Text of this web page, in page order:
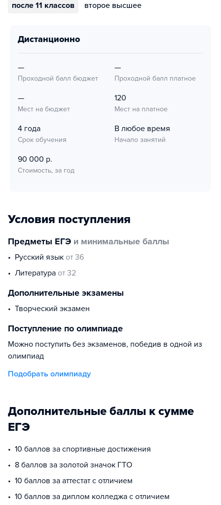
после 11 классов второе высшее
дистанционно
—
Проходной балл бюджет
—
Проходной балл платное
—
Мест на бюджет
120
Мест на платное
4 года
Срок обучения
В любое время
Начало занятий
90 000 р.
Стоимость, за год
Условия поступления
Предметы ЕГЭ и минимальные баллы
русский язык от 36
литература от 32
Дополнительные экзамены
творческий экзамен
Поступление по олимпиаде
Можно поступить без экзаменов, победив в одной из
олимпиад
Подобрать олимпиаду
Дополнительные баллы к сумме
ЕГЭ
10 баллов за спортивные достижения
8 баллов за золотой значок ГТО
10 баллов за аттестат с отличием
10 баллов за диплом колледжа с отличием